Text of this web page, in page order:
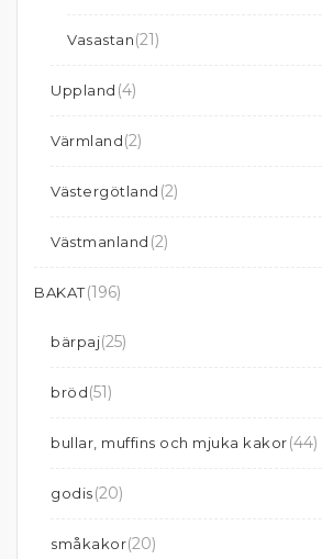
Vasastan(21)
Uppland (4)
Värmland(2)
Västergötland (2)
Västmanland (2)
BAKAT(196)
bärpaj(25)
bröd(51)
bullar, muffins och mjuka kakor(44)
godis(20)
småkakor(20)